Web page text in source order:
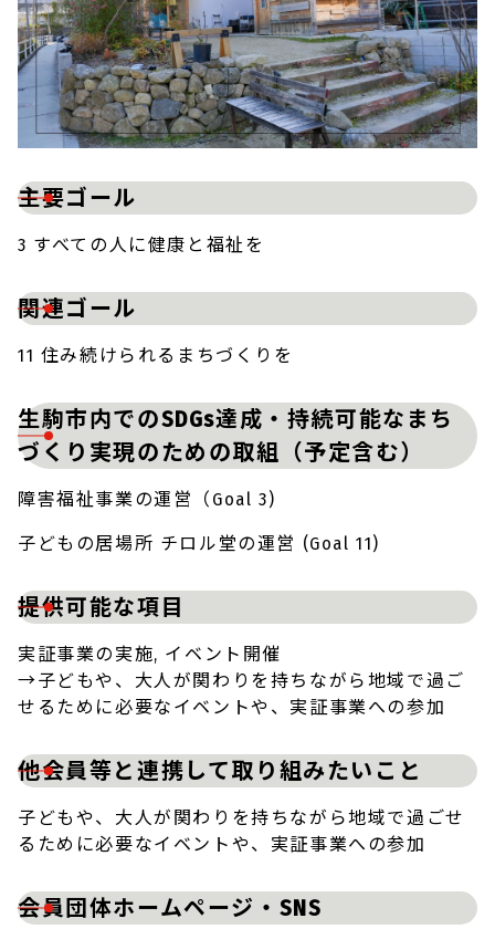
主要ゴール
3 すべての人に健康と福祉を
関連ゴール
11 住み続けられるまちづくりを
生駒市内でのSDGs達成・持続可能なまち
づくり実現のための取組（予定含む）
障害福祉事業の運営（Goal 3)
子どもの居場所 チロル堂の運営 (Goal 11)
提供可能な項目
実証事業の実施, イベント開催
→子どもや、大人が関わりを持ちながら地域で過ご
せるために必要なイベントや、実証事業への参加
他会員等と連携して取り組みたいこと
子どもや、大人が関わりを持ちながら地域で過ごせ
るために必要なイベントや、実証事業への参加
会員団体ホームページ・SNS